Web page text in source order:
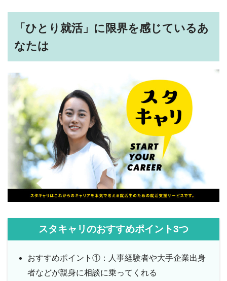
「ひとり就活」に限界を感じているあ
なたは
スタキャリのおすすめポイント3つ
おすすめポイント①：人事経験者や大手企業出身
者などが親身に相談に乗ってくれる